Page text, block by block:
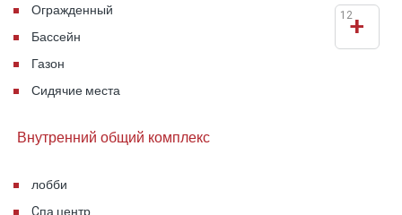
Огражденный
Бассейн
Газон
Сидячие места
+
12
Внутренний общий комплекс
лобби